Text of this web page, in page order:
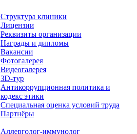
Структура клиники
Лицензии
Реквизиты организации
Награды и дипломы
Вакансии
Фотогалерея
Видеогалерея
3D-тур
Антикоррупционная политика и
кодекс этики
Специальная оценка условий труда
Партнёры
Аллерголог-иммунолог